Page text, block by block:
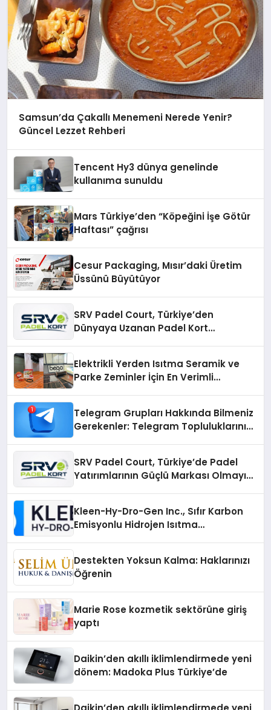
Samsun’da Çakallı Menemeni Nerede Yenir?
Güncel Lezzet Rehberi
Tencent Hy3 dünya genelinde
kullanıma sunuldu
Mars Türkiye’den “Köpeğini İşe Götür
Haftası” çağrısı
Cesur Packaging, Mısır’daki Üretim
Üssünü Büyütüyor
SRV Padel Court, Türkiye’den
Dünyaya Uzanan Padel Kort
Elektrikli Yerden Isıtma Seramik ve
Parke Zeminler İçin En Verimli
Telegram Grupları Hakkında Bilmeniz
Gerekenler: Telegram Topluluklarını
SRV Padel Court, Türkiye’de Padel
Yatırımlarının Güçlü Markası Olmayı
Kleen-Hy-Dro-Gen Inc., Sıfır Karbon
Emisyonlu Hidrojen Isıtma
Destekten Yoksun Kalma: Haklarınızı
Öğrenin
Marie Rose kozmetik sektörüne giriş
yaptı
Daikin’den akıllı iklimlendirmede yeni
dönem: Madoka Plus Türkiye’de